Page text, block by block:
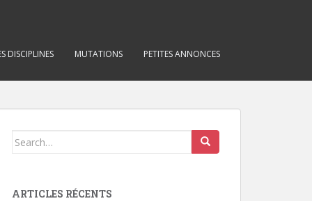
DISCIPLINES MUTATIONS PETITES ANNONCES
Search for:
ARTICLES RÉCENTS